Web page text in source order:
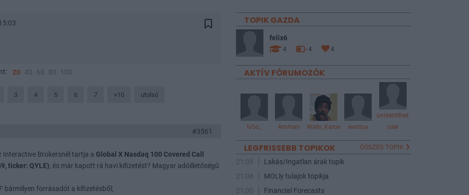
20 40 60 80 100
3 4 5 6 7 +10 utolsó
#3561
Interactive Brokersnél tartja a Global X Nasdaq 100 Covered Call
ticker: QYLE), és már kapott rá havi kifizetést? Magyar adóilletőségű
bármilyen forrásadót a kifizetésből;
TOPIK GAZDA
felix6
4 4 4
AKTÍV FÓRUMOZÓK
lo5o_ Amman Wally_Karue wantuu
unidentified
user
LEGFRISSEBB TOPIKOK ÖSSZES TOPIK
21:09
Lakás/Ingatlan árak topik
21:08
MOLly tulajok topikja
21:00
Financial Forecasts